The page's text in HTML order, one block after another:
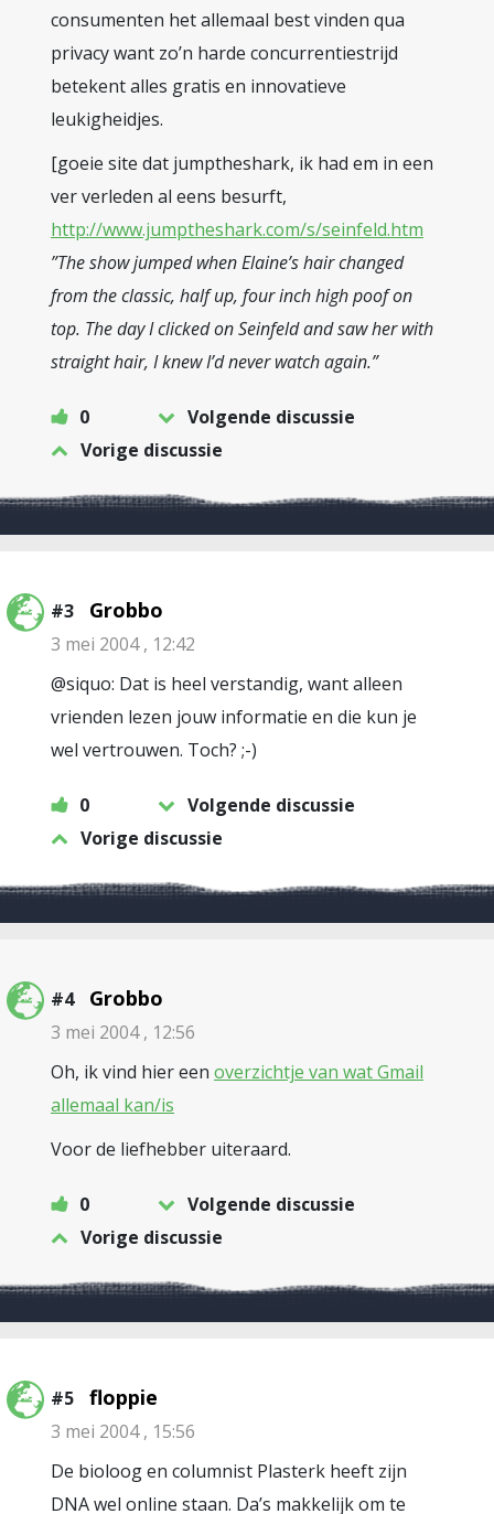
consumenten het allemaal best vinden qua
privacy want zo’n harde concurrentiestrijd
betekent alles gratis en innovatieve
leukigheidjes.
[goeie site dat jumptheshark, ik had em in een
ver verleden al eens besurft,
http://www.jumptheshark.com/s/seinfeld.htm
”The show jumped when Elaine’s hair changed
from the classic, half up, four inch high poof on
top. The day I clicked on Seinfeld and saw her with
straight hair, I knew I’d never watch again.”
0
Volgende discussie
Vorige discussie
#3 Grobbo
3 mei 2004 , 12:42
@siquo: Dat is heel verstandig, want alleen
vrienden lezen jouw informatie en die kun je
wel vertrouwen. Toch? ;-)
0
Volgende discussie
Vorige discussie
#4 Grobbo
3 mei 2004 , 12:56
Oh, ik vind hier een overzichtje van wat Gmail
allemaal kan/is
Voor de liefhebber uiteraard.
0
Volgende discussie
Vorige discussie
#5 floppie
3 mei 2004 , 15:56
De bioloog en columnist Plasterk heeft zijn
DNA wel online staan. Da’s makkelijk om te